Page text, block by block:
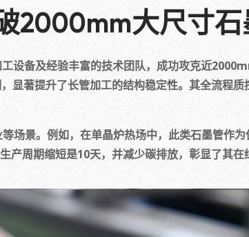
2000mm大尺寸
设备及经验丰富的技术团队，成功攻克近
显著提升了长管加工的结构稳定性。其全流程
场景。例如，在单晶炉热场中，此类石墨管作
周期缩短是10天，并减少碳排放，彰显了其在